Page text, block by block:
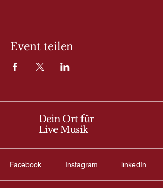
Event teilen
Dein Ort für
Live Musik
Facebook Instagram linkedIn